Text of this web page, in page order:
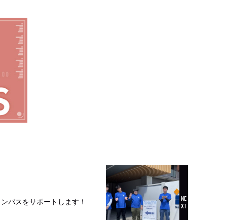
パスをサポートします！